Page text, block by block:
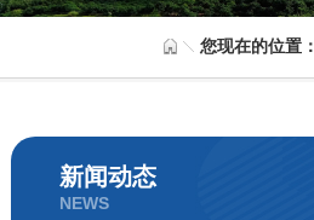
您现在的位置：
新闻动态
NEWS